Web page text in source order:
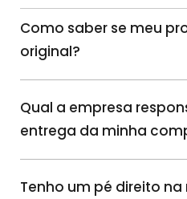
Como saber se meu
original?
Qual a empresa
entrega da minha
Tenho um pé direito